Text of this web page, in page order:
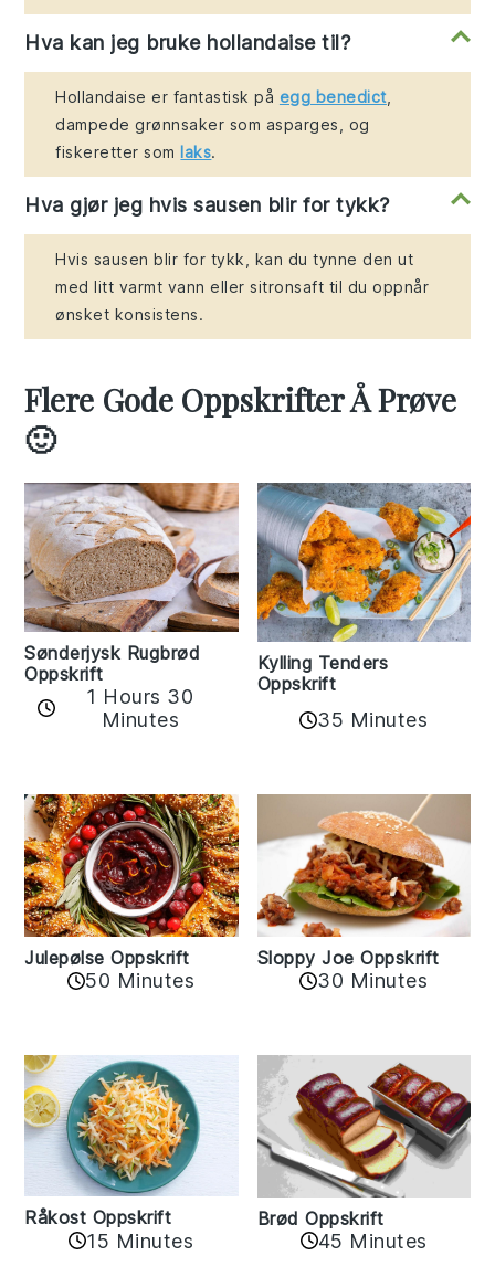
Hva kan jeg bruke hollandaise til?
Hollandaise er fantastisk på egg benedict,
dampede grønnsaker som asparges, og
fiskeretter som laks.
Hva gjør jeg hvis sausen blir for tykk?
Hvis sausen blir for tykk, kan du tynne den ut
med litt varmt vann eller sitronsaft til du oppnår
ønsket konsistens.
Flere Gode Oppskrifter Å Prøve
🙂
Sønderjysk Rugbrød
Oppskrift
1 Hours 30
Minutes
Kylling Tenders
Oppskrift
35 Minutes
Julepølse Oppskrift
50 Minutes
Sloppy Joe Oppskrift
30 Minutes
Råkost Oppskrift
15 Minutes
Brød Oppskrift
45 Minutes